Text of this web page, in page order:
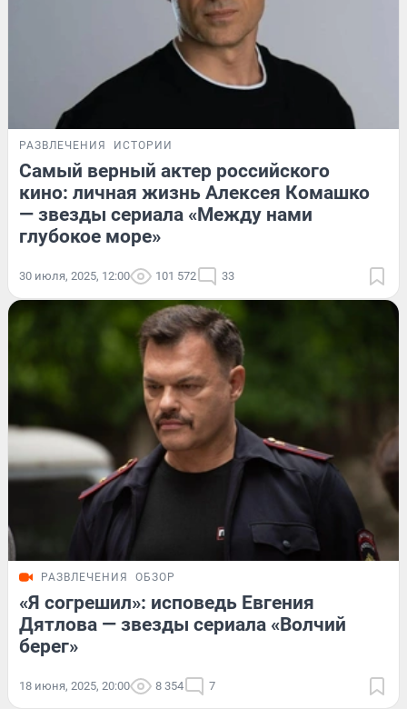
РАЗВЛЕЧЕНИЯ ИСТОРИИ
Самый верный актер российского
кино: личная жизнь Алексея Комашко
— звезды сериала «Между нами
глубокое море»
30 июля, 2025, 12:00 101 572 33
РАЗВЛЕЧЕНИЯ ОБЗОР
«Я согрешил»: исповедь Евгения
Дятлова — звезды сериала «Волчий
берег»
18 июня, 2025, 20:00 8 354 7